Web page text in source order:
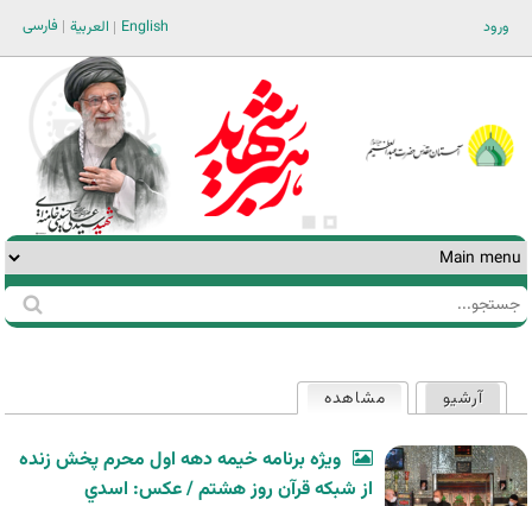
ورود فارسی العربية English
فرم
جستجو
اولیه
آرشیو مشاهده
ويژه برنامه خيمه دهه اول محرم پخش زنده
از شبکه قرآن روز هشتم / عکس: اسدي